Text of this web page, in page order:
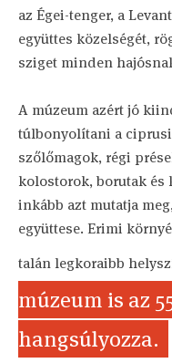
az Égei-tenger, a
együttes közelségét,
sziget minden
A múzeum azért jó
túlbonyolítani a
szőlőmagok, régi
kolostorok, borutak
inkább azt mutatja
együttese. Erimi
talán legkoraibb
múzeum is az
hangsúlyozza.